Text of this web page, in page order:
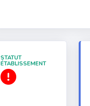
STATUT
ÉTABLISSEMENT